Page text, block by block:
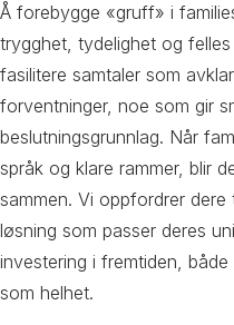
Å forebygge «gruff» i
trygghet, tydelighet og
fasilitere samtaler som
forventninger, noe som gir
beslutningsgrunnlag. Når
språk og klare rammer, blir
sammen. Vi oppfordrer
løsning som passer deres
investering i fremtiden,
som helhet.